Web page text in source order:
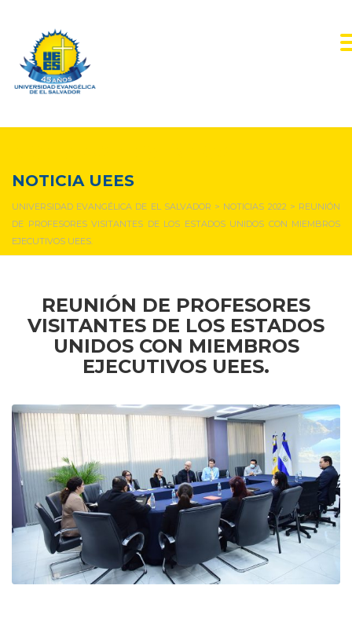
NOTICIA UEES
UNIVERSIDAD EVANGÉLICA DE EL SALVADOR > NOTICIAS 2022> REUNIÓN
DE PROFESORES VISITANTES DE LOS ESTADOS UNIDOS CON MIEMBROS
EJECUTIVOS UEES.
REUNIÓN DE PROFESORES
VISITANTES DE LOS ESTADOS
UNIDOS CON MIEMBROS
EJECUTIVOS UEES.